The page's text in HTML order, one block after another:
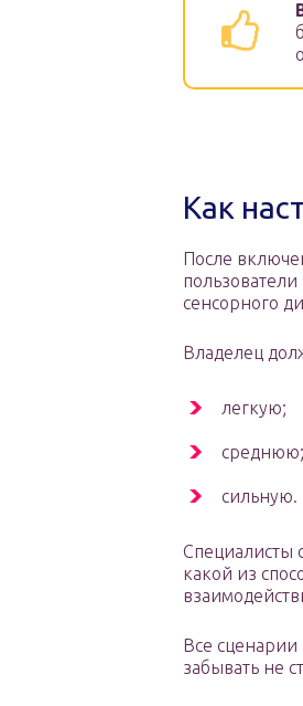
Как
После
сенсорного
Владелец
легкую;
среднюю;
сильную.
Специалисты
какой из
Все сценарии
забывать не